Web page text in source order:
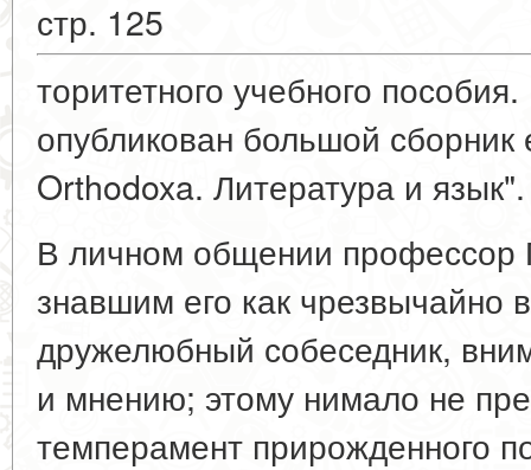
стр. 125
торитетного учебного
опубликован большой сборник
Orthodoxa. Литература и язык".
В личном общении профессор
знавшим его как чрезвычайно
дружелюбный собеседник,
и мнению; этому нимало не
темперамент прирожденного